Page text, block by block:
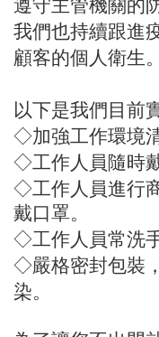
遵守主管機關的
我們也持續跟進
顧客的個人衛生。
以下是我們目前
◇加強工作環境
◇工作人員隨時
◇工作人員進行
戴口罩。
◇工作人員常洗
◇嚴格密封包裝
染。